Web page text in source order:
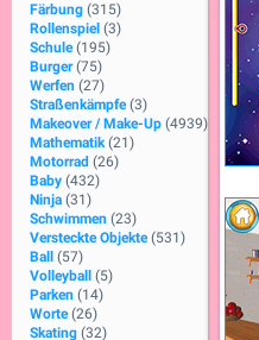
Färbung (315)
Rollenspiel (3)
Schule (195)
Burger (75)
Werfen (27)
Straßenkämpfe (3)
Makeover / Make-Up (4939)
Mathematik (21)
Motorrad (26)
Baby (432)
Ninja (31)
Schwimmen (23)
Versteckte Objekte (531)
Ball
(57)
Volleyball
(5)
Parken (14)
Worte (26)
Skating (32)